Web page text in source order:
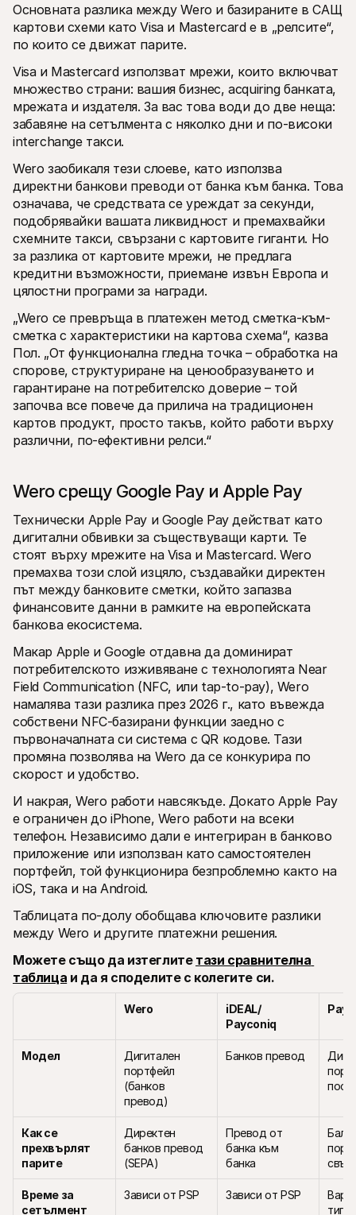
Основната разлика между Wero и базираните в САЩ
картови схеми като Visa и Mastercard е в „релсите“,
по които се движат парите.
Visa и Mastercard използват мрежи, които включват
множество страни: вашия бизнес, acquiring банката,
мрежата и издателя. За вас това води до две неща:
забавяне на сетълмента с няколко дни и по-високи
interchange такси.
Wero заобикаля тези слоеве, като използва
директни банкови преводи от банка към банка. Това
означава, че средствата се уреждат за секунди,
подобрявайки вашата ликвидност и премахвайки
схемните такси, свързани с картовите гиганти. Но
за разлика от картовите мрежи, не предлага
кредитни възможности, приемане извън Европа и
цялостни програми за награди.
„Wero се превръща в платежен метод сметка-към-
сметка с характеристики на картова схема“, казва
Пол. „От функционална гледна точка – обработка на
спорове, структуриране на ценообразуването и
гарантиране на потребителско доверие – той
започва все повече да прилича на традиционен
картов продукт, просто такъв, който работи върху
различни, по-ефективни релси.“
Wero срещу Google Pay и Apple Pay
Технически Apple Pay и Google Pay действат като
дигитални обвивки за съществуващи карти. Те
стоят върху мрежите на Visa и Mastercard. Wero
премахва този слой изцяло, създавайки директен
път между банковите сметки, който запазва
финансовите данни в рамките на европейската
банкова екосистема.
Макар Apple и Google отдавна да доминират
потребителското изживяване с технологията Near
Field Communication (NFC, или tap-to-pay), Wero
намалява тази разлика през 2026 г., като въвежда
собствени NFC-базирани функции заедно с
първоначалната си система с QR кодове. Тази
промяна позволява на Wero да се конкурира по
скорост и удобство.
И накрая, Wero работи навсякъде. Докато Apple Pay
е ограничен до iPhone, Wero работи на всеки
телефон. Независимо дали е интегриран в банково
приложение или използван като самостоятелен
портфейл, той функционира безпроблемно както на
iOS, така и на Android.
Таблицата по-долу обобщава ключовите разлики
между Wero и другите платежни решения.
Можете също да изтеглите тази сравнителна
таблица и да я споделите с колегите си.
Wero
iDEAL/
Payconiq
Модел
Дигитален
портфейл
(банков
превод)
Банков превод
Как се
прехвърлят
парите
Директен
банков превод
(SEPA)
Превод от
банка към
банка
Време за
сетълмент
Зависи от PSP Зависи от PSP
типа